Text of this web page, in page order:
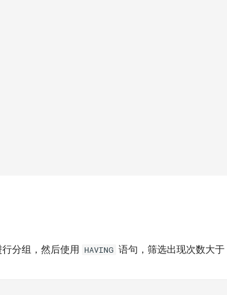
分组，然后使用 HAVING 语句，筛选出现次数大于